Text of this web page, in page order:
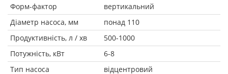
Форм-фактор
вертикальний
Діаметр насоса, мм
понад 110
Продуктивність, л / хв
500-1000
Потужність, кВт
6-8
Тип насоса
відцентровий